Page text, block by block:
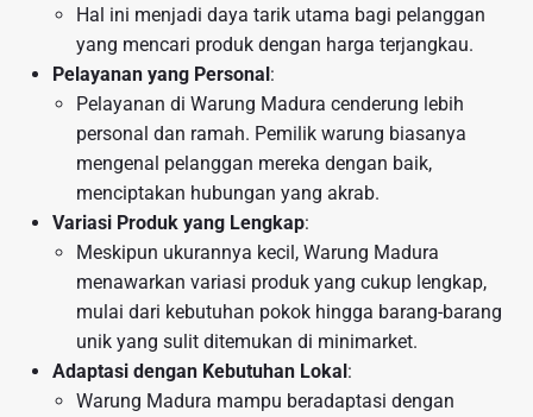
Hal ini menjadi daya tarik utama bagi pelanggan
yang mencari produk dengan harga terjangkau.
Pelayanan yang Personal:
Pelayanan di Warung Madura cenderung lebih
personal dan ramah. Pemilik warung biasanya
mengenal pelanggan mereka dengan baik,
menciptakan hubungan yang akrab.
Variasi Produk yang Lengkap:
Meskipun ukurannya kecil, Warung Madura
menawarkan variasi produk yang cukup lengkap,
mulai dari kebutuhan pokok hingga barang-barang
unik yang sulit ditemukan di minimarket.
Adaptasi dengan Kebutuhan Lokal:
Warung Madura mampu beradaptasi dengan